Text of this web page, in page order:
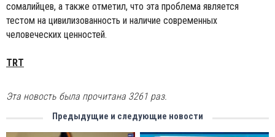
сомалийцев, а также отметил, что эта проблема является
тестом на цивилизованность и наличие современных
человеческих ценностей.
TRT
Эта новость была прочитана 3261 раз.
Предыдущие и следующие новости